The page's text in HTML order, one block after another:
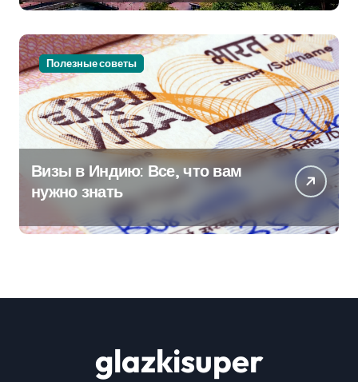
Полезные советы
Визы в Индию: Все, что вам
нужно знать
glazkisuper